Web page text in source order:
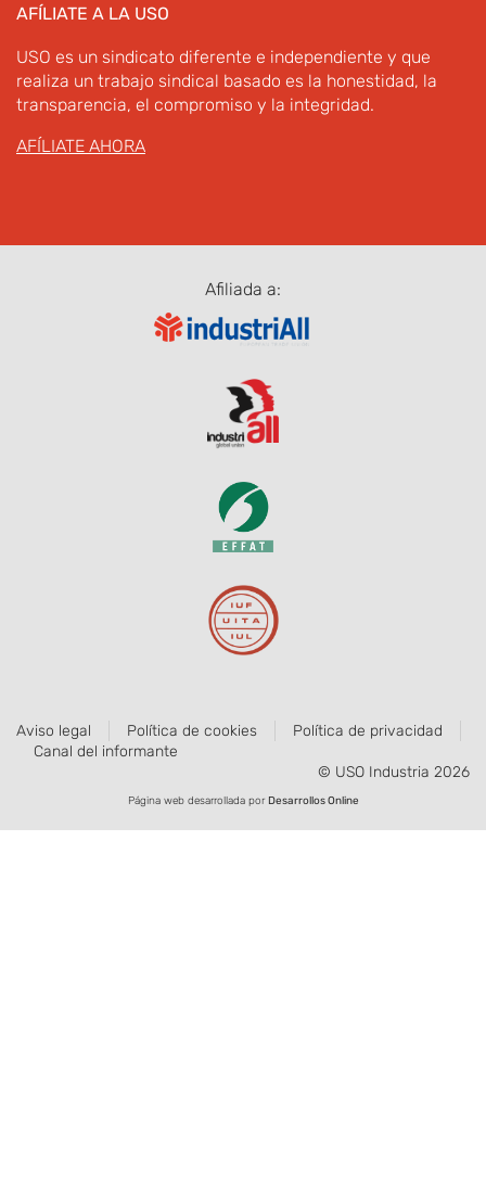
AFÍLIATE A LA USO
USO es un sindicato diferente e independiente y que
realiza un trabajo sindical basado es la honestidad, la
transparencia, el compromiso y la integridad.
AFÍLIATE AHORA
Afiliada a:
Aviso legal Política de cookies
Política de privacidad
Canal del informante
© USO Industria 2026
Página web desarrollada porDesarrollos Online